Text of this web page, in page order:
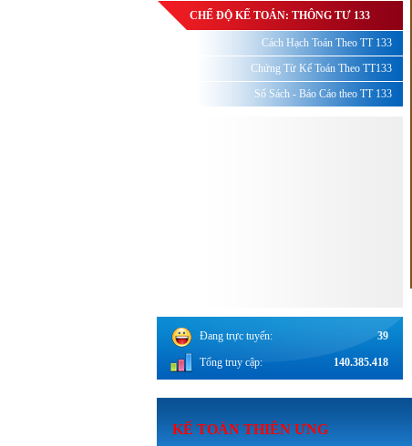
CHẾ ĐỘ KẾ TOÁN: THÔNG TƯ 133
Cách Hạch Toán Theo TT 133
Chứng Từ Kế Toán Theo TT133
Sổ Sách - Báo Cáo theo TT 133
Đang trực tuyến: 39
Tổng truy cập: 140.385.418
KẾ TOÁN THIÊN ƯNG